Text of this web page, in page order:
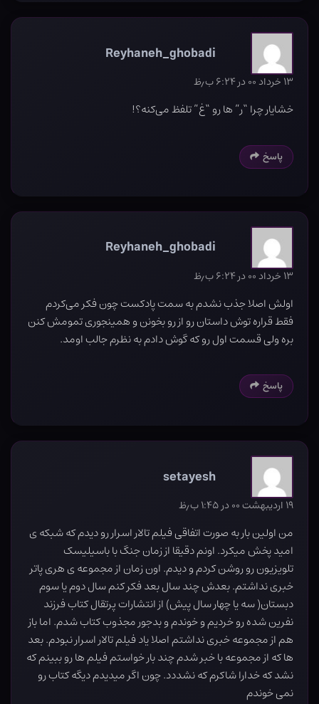
Reyhaneh_ghobadi
۱۳ خرداد ۰۰ در ۶:۲۴ ب٫ظ
خشایار چرا “ر” ها رو “غ” تلفظ می‌کنه؟!
پاسخ
Reyhaneh_ghobadi
۱۳ خرداد ۰۰ در ۶:۲۴ ب٫ظ
اولش اصلا جذب نشدم به سمت پادکست چون فکر می‌کردم
فقط قراره توش داستان رو از رو بخونن و همینجوری تمومش کنن
بره ولی قسمت اول رو که گوش دادم به نظرم جالب اومد.
پاسخ
setayesh
۱۹ اردیبهشت ۰۰ در ۱:۴۵ ب٫ظ
من اولین بار به صورت اتفاقی فیلم تالار اسرار رو دیدم که شبکه ی
امید پخش میکرد. اونم دقیقا از زمان جنگ با باسیلیسک
تلویزیون رو روشن کردم و دیدم. اون زمان از مجموعه ی هری پاتر
خبری نداشتم. بعدش چند سال بعد فکر کنم سال دوم یا سوم
دبستان( سه یا چهار سال پیش) از انتشارات پرتقال کتاب فرزند
نفرین شده رو خردیم و خوندم و بدجور مجذوب کتاب شدم. اما باز
هم از مجموعه خبری نداشتم اصلا یاد فیلم تالار اسرار نبودم. بعد
ها که از مجموعه با خبر شدم چند بار خواستم فیلم ها رو ببینم که
نشد که خدارا شاکرم که نشددد. چون اگر میدیدم دیگه کتاب رو
نمی خوندم